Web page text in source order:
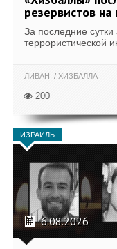
резервистов
За последние
террористической
ЛИВАН ХИЗБАЛЛА
200
ИЗРАИЛЬ
6.08.2026